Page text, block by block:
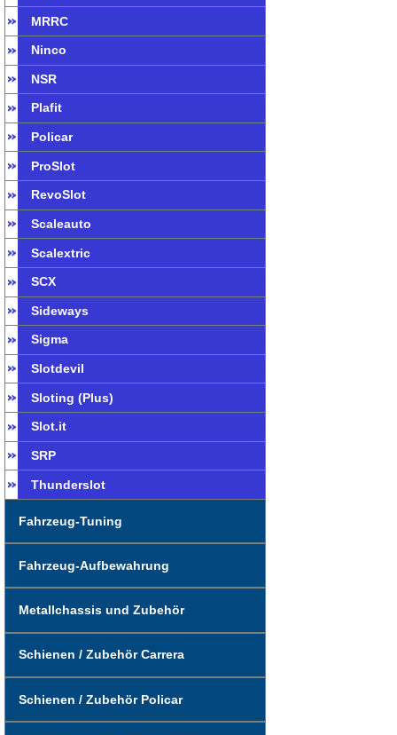
MRRC
Ninco
NSR
Plafit
Policar
ProSlot
RevoSlot
Scaleauto
Scalextric
SCX
Sideways
Sigma
Slotdevil
Sloting (Plus)
Slot.it
SRP
Thunderslot
Fahrzeug-Tuning
Fahrzeug-Aufbewahrung
Metallchassis und Zubehör
Schienen / Zubehör Carrera
Schienen / Zubehör Policar